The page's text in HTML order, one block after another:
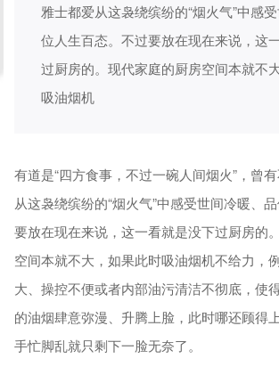
雅士都爱从这袅绕缤纷的“烟火气”中感
位人生百态。不过要放在现在来说，这
过厨房的。现代家庭的厨房空间本就不
吸油烟机
有道是“四方食事，不过一碗人间烟火”，曾
从这袅绕缤纷的“烟火气”中感受世间冷暖、
要放在现在来说，这一看就是没下过厨房的
空间本就不大，如果此时吸油烟机不给力，
大、操控不便或者内部油污清洁不彻底，使
的油烟肆意弥漫、升腾上脸，此时哪还顾得
手忙脚乱就只剩下一脸无奈了。